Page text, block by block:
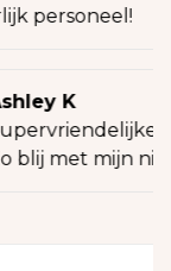
personeel!
K
blij met mijn